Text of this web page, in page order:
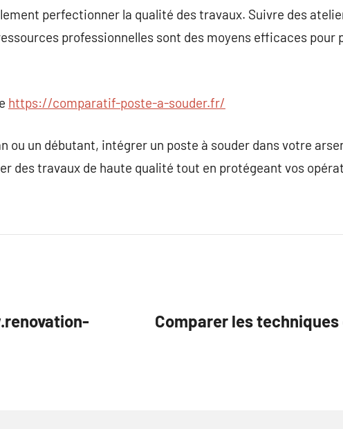
perfectionner la qualité des travaux. Suivre des
professionnelles sont des moyens efficaces pour
https://comparatif-poste-a-souder.fr/
ou un débutant, intégrer un poste à souder dans votre
des travaux de haute qualité tout en protégeant vos
Comparer les techniques